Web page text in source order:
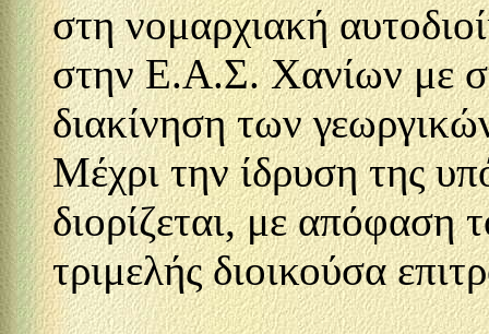
στη νομαρχιακή
στην Ε.Α.Σ. Χανίων με
διακίνηση των
Μέχρι την ίδρυση της
διορίζεται, με απόφαση
τριμελής διοικούσα